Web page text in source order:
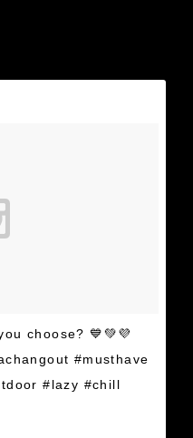
choose? 💙💚💜
#musthave
#lazy #chill